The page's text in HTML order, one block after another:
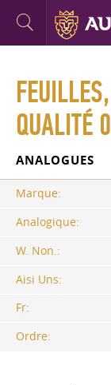
QUALITÉ
ANALOGUES
Marque:
Analogique:
W. Non.:
Aisi Uns:
Fr:
Ordre: